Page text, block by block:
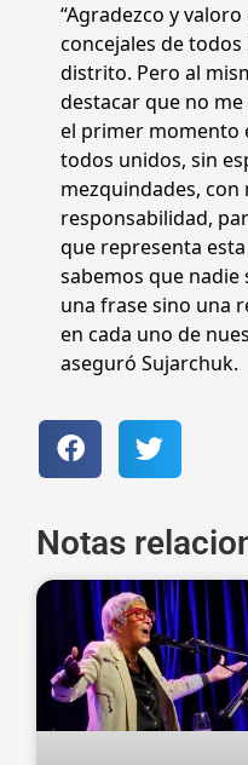
“Agradezco y
concejales de
distrito. Pero al
destacar que no
el primer momento
todos unidos, sin
mezquindades,
responsabilidad,
que representa
sabemos que nadie
una frase sino una
en cada uno de
aseguró Sujarchuk.
Notas